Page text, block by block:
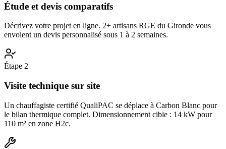
Étude et devis comparatifs
Décrivez votre projet en ligne. 2+ artisans RGE du Gironde vous
envoient un devis personnalisé sous 1 à 2 semaines.
Étape 2
Visite technique sur site
Un chauffagiste certifié QualiPAC se déplace à Carbon Blanc pour
le bilan thermique complet. Dimensionnement cible : 14 kW pour
110 m² en zone H2c.